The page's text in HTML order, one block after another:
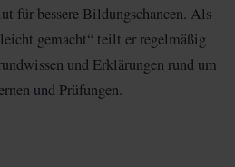
für bessere Bildungschancen. Als
gemacht“ teilt er regelmäßig
und Erklärungen rund um
und Prüfungen.